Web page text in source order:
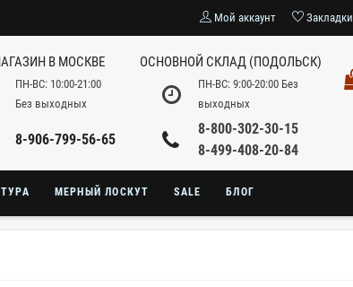
Мой аккаунт Закладки
В МОСКВЕ
ПН-ВС: 10:00-21:00
Без выходных
8-906-799-56-65
ОСНОВНОЙ СКЛАД (ПОДОЛЬСК)
ПН-ВС: 9:00-20:00 Без
выходных
8-800-302-30-15
8-499-408-20-84
МЕРНЫЙ ЛОСКУТ SALE БЛОГ